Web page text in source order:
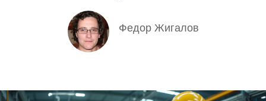
Федор Жигалов